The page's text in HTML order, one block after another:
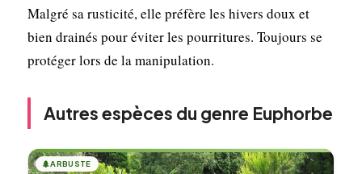
Malgré sa rusticité, elle préfère les hivers doux et
bien drainés pour éviter les pourritures. Toujours se
protéger lors de la manipulation.
Autres espèces du genre Euphorbe
🌲ARBUSTE